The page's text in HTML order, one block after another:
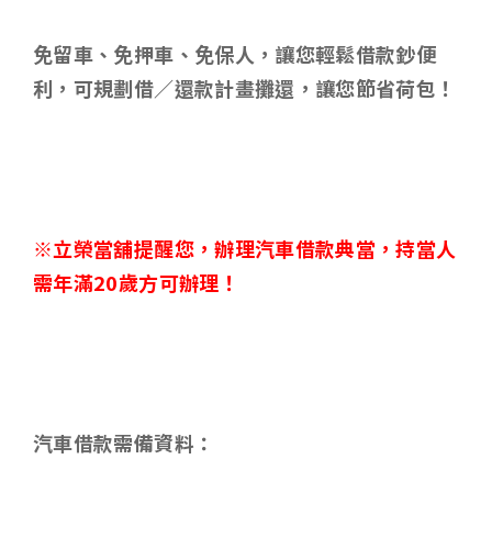
免留車、免押車、免保人，讓您輕鬆借款鈔便
利，可規劃借／還款計畫攤還，讓您節省荷包！
※立榮當舖提醒您，辦理汽車借款典當，持當人
需年滿20歲方可辦理！
汽車借款需備資料：